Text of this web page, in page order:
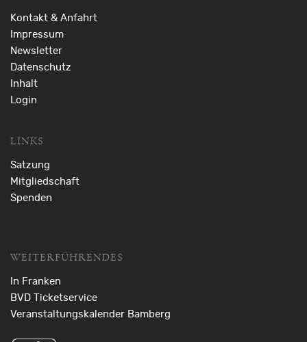
Kontakt & Anfahrt
Impressum
Newsletter
Datenschutz
Inhalt
Login
LINKS
Satzung
Mitgliedschaft
Spenden
WEITERFÜHRENDES
In Franken
BVD Ticketservice
Veranstaltungskalender Bamberg